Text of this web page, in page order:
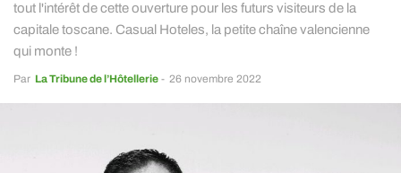
tout l'intérêt de cette ouverture pour les futurs visiteurs de la
capitale toscane. Casual Hoteles, la petite chaîne valencienne
qui monte !
Par La Tribune de l’Hôtellerie - 26 novembre 2022